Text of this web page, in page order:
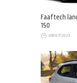
Faaftech
150
08/07/2023